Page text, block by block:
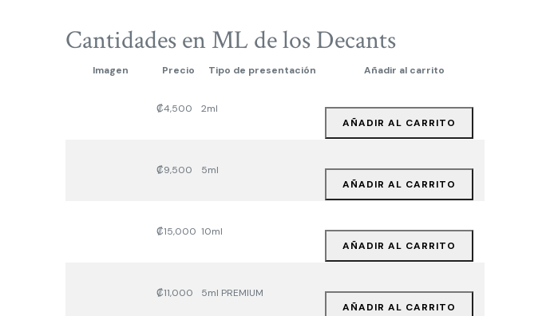
Cantidades en ML de los Decants
Imagen Precio Tipo de presentación Añadir al carrito
₡4,500
2ml
AÑADIR AL CARRITO
₡9,500
5ml
AÑADIR AL CARRITO
₡15,000 10ml
AÑADIR AL CARRITO
₡11,000
5ml PREMIUM
AÑADIR AL CARRITO